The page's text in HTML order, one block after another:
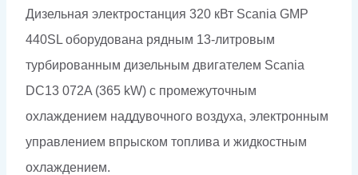
Дизельная электростанция 320 кВт Scania GMP
440SL оборудована рядным 13-литровым
турбированным дизельным двигателем Scania
DC13 072A (365 kW) с промежуточным
охлаждением наддувочного воздуха, электронным
управлением впрыском топлива и жидкостным
охлаждением.